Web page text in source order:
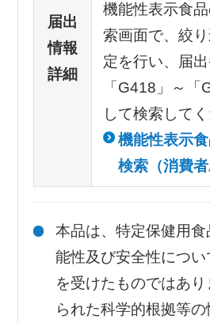
届出
情報
詳細
機能性表示食
索画面で、絞
定を行い、届
「G418」～「
して検索してく
機能性表示
検索（消費
本品は、特定保健用
能性及び安全性につ
を受けたものではあ
られた科学的根拠等